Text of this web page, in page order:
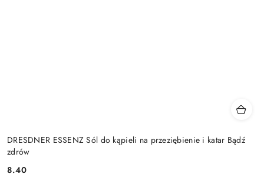
DRESDNER ESSENZ Sól do kąpieli na przeziębienie i katar Bądź
zdrów
Cena:
8.40